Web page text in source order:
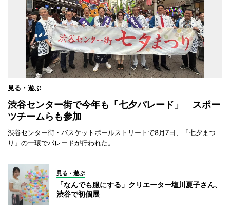
見る・遊ぶ
渋谷センター街で今年も「七夕パレード」 スポー
ツチームらも参加
渋谷センター街・バスケットボールストリートで8月7日、「七夕まつ
り」の一環でパレードが行われた。
見る・遊ぶ
「なんでも服にする」クリエーター塩川夏子さん、
渋谷で初個展